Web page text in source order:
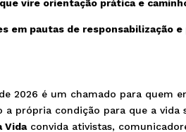
vire orientação prática e
em pautas de responsabilização
2026 é um chamado para quem
própria condição para que a vida
Vidaconvida ativistas,